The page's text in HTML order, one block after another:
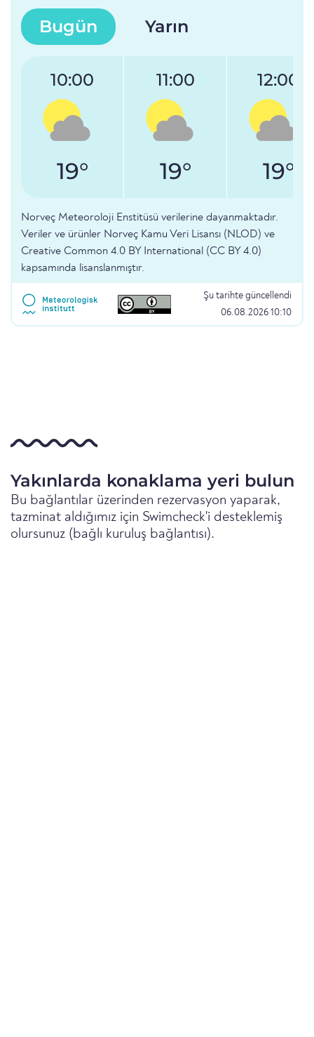
Bugün Yarın
10:00
19°
11:00
19°
12:00
19°
Norveç Meteoroloji Enstitüsü verilerine dayanmaktadır.
Veriler ve ürünler Norveç Kamu Veri Lisansı (NLOD) ve
Creative Common 4.0 BY International (CC BY 4.0)
kapsamında lisanslanmıştır.
Şu tarihte güncellendi
06.08.2026 10:10
Yakınlarda konaklama yeri bulun
Bu bağlantılar üzerinden rezervasyon yaparak,
tazminat aldığımız için Swimcheck'i desteklemiş
olursunuz (bağlı kuruluş bağlantısı).